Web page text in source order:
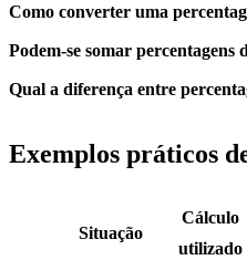
Como converter uma
Podem-se somar percentagens
Qual a diferença entre
Exemplos práticos
Situação
Cálculo
utilizado